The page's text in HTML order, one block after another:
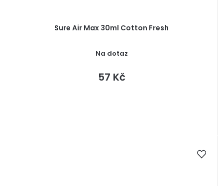
Sure Air Max 30ml Cotton Fresh
Na dotaz
57 Kč